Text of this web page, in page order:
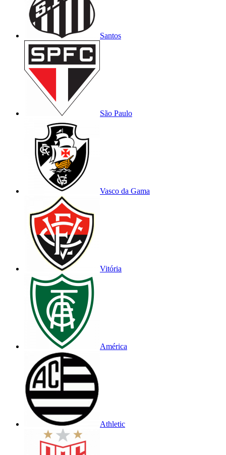
Santos
São Paulo
Vasco da Gama
Vitória
América
Athletic